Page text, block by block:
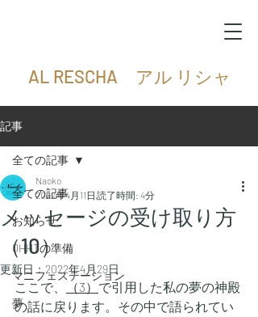
AL RESCHA アル リシャ
記事
全ての記事
お知らせ
QHHTの準備
マニフェステーション
夢
全ての記事
メッセージの受け取り方
（10）
Naoko
2022年4月11日 読了時間: 4分
更新日：2022年4月29日
ここで、 （3） で引用した私の夢の神殿
の話に戻ります。その中で語られてい